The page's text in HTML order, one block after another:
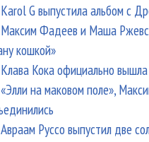
Karol G выпустила альбом с
Максим Фадеев и Маша
кошкой»
Клава Кока официально
«Элли на маковом поле»,
Авраам Руссо выпустил две